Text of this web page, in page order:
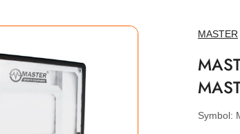
NAZWA
MASTER
Symbol: